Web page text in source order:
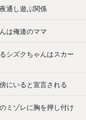
通し遊ぶ関係
は俺達のママ
シズクちゃんはスカー
にいると宣言される
ミゾレに胸を押し付け